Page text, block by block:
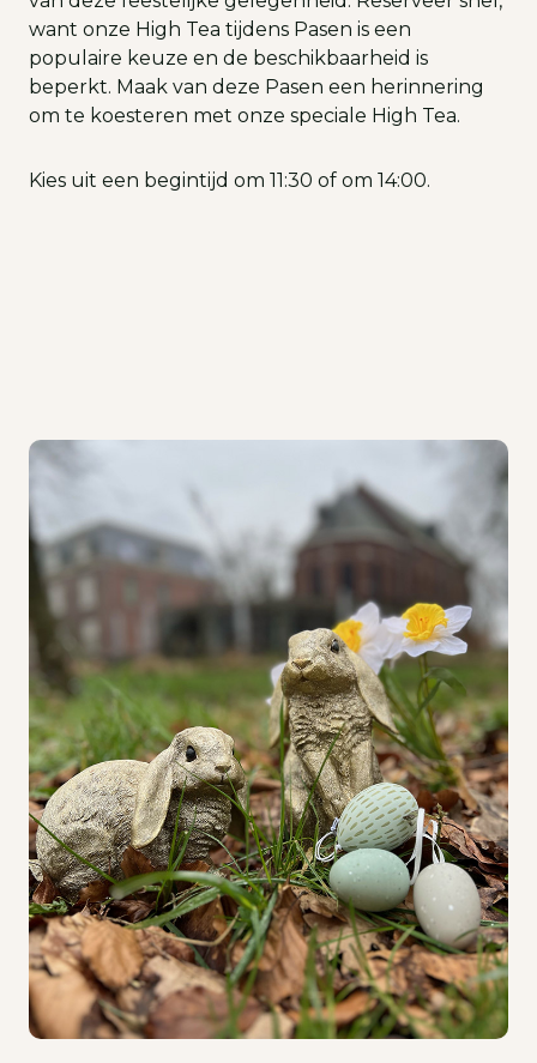
want onze High Tea tijdens Pasen is een
populaire keuze en de beschikbaarheid is
beperkt. Maak van deze Pasen een herinnering
om te koesteren met onze speciale High Tea.
Kies uit een begintijd om 11:30 of om 14:00.